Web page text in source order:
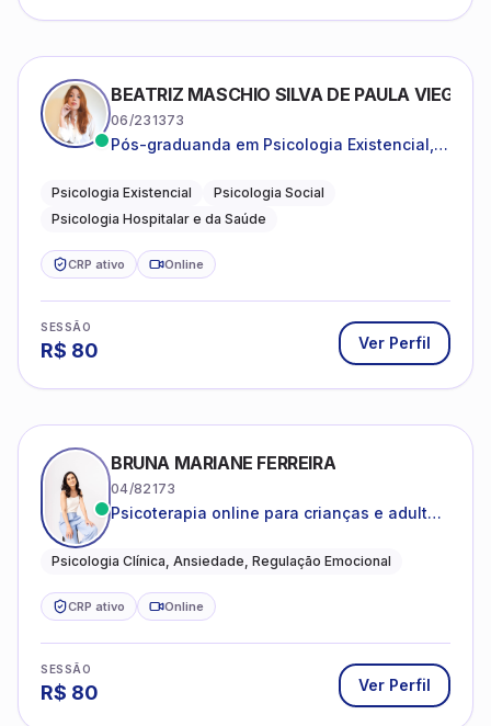
BEATRIZ MASCHIO SILVA DE PAULA VIEGAS
06/231373
Pós-graduanda em Psicologia Existencial,
da Saúde.
Psicologia Existencial
Psicologia Social
Psicologia Hospitalar e da Saúde
CRP ativo Online
SESSÃO
R$ 80 Ver Perfil
BRUNA MARIANE FERREIRA
04/82173
Psicoterapia online para crianças e adultos
reduzir a ansiedade e construir uma vida
Psicologia Clínica, Ansiedade, Regulação Emocional
CRP ativo Online
SESSÃO
R$ 80 Ver Perfil